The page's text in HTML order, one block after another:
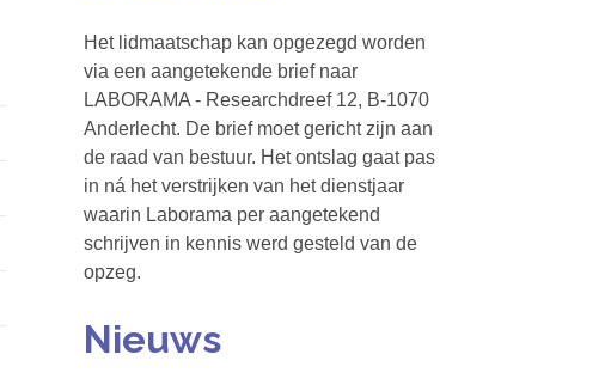
Het lidmaatschap kan opgezegd worden
via een aangetekende brief naar
LABORAMA - Researchdreef 12, B-1070
Anderlecht. De brief moet gericht zijn aan
de raad van bestuur. Het ontslag gaat pas
in ná het verstrijken van het dienstjaar
waarin Laborama per aangetekend
schrijven in kennis werd gesteld van de
opzeg.
Nieuws